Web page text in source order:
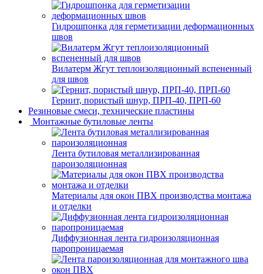
Гидрошпонка для герметизации деформационных
швов
Вилатерм Жгут теплоизоляционный вспененный
для швов
Гернит, пористый шнур, ПРП-40, ПРП-60
Резиновые смеси, технические пластины
Монтажные бутиловые ленты
Лента бутиловая металлизированная
пароизоляционная
Материалы для окон ПВХ производства монтажа
и отделки
Диффузионная лента гидроизоляционная
паропроницаемая